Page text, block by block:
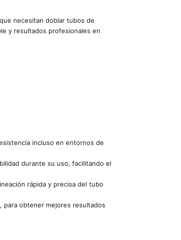
necesitan doblar tubos de
y resultados profesionales en
incluso en entornos de
durante su uso, facilitando el
rápida y precisa del tubo
para obtener mejores resultados